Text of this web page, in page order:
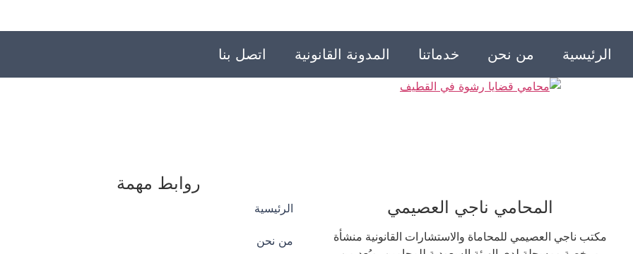
الرئيسية من نحن خدماتنا المدونة القانونية اتصل بنا
المحامي ناجي العصيمي
مكتب ناجي العصيمي للمحاماة والاستشارات القانونية منشأة
روابط مهمة
الرئيسية
من نحن